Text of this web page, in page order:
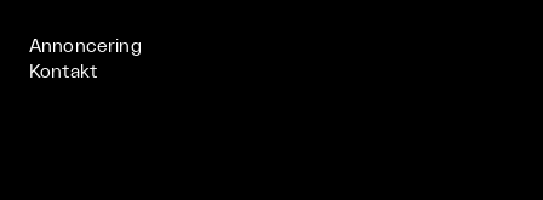
Annoncering
Kontakt